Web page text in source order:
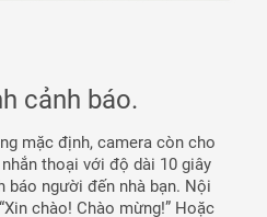
cảnh báo.
mặc định, camera còn cho
thoại với độ dài 10 giây
báo người đến nhà bạn. Nội
chào! Chào mừng!” Hoặc